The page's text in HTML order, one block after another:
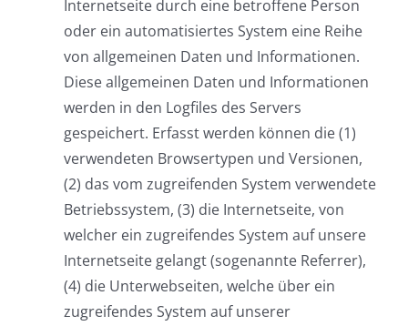
Internetseite durch eine betroffene Person
oder ein automatisiertes System eine Reihe
von allgemeinen Daten und Informationen.
Diese allgemeinen Daten und Informationen
werden in den Logfiles des Servers
gespeichert. Erfasst werden können die (1)
verwendeten Browsertypen und Versionen,
(2) das vom zugreifenden System verwendete
Betriebssystem, (3) die Internetseite, von
welcher ein zugreifendes System auf unsere
Internetseite gelangt (sogenannte Referrer),
(4) die Unterwebseiten, welche über ein
zugreifendes System auf unserer